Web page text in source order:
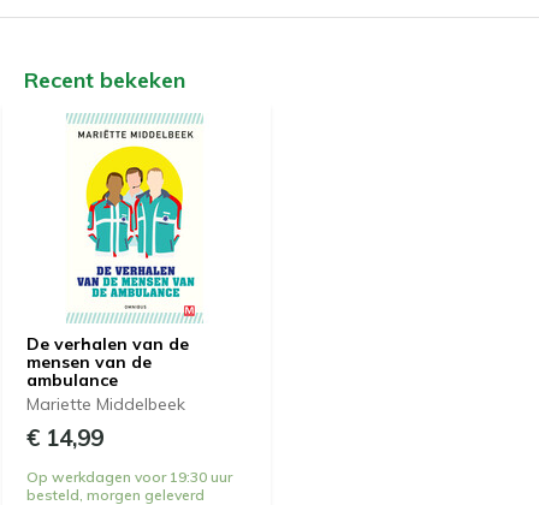
Recent bekeken
De verhalen van de
mensen van de
ambulance
Mariette Middelbeek
€ 14,99
Op werkdagen voor 19:30 uur
besteld, morgen geleverd